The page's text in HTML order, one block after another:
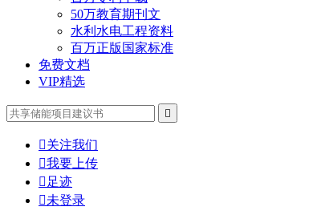
50万教育期刊文
水利水电工程资料
百万正版国家标准
免费文档
VIP精选

关注我们
我要上传
 足迹
未登录